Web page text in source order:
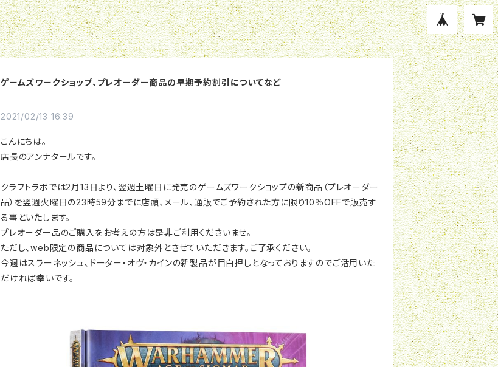
ゲームズワークショップ、プレオーダー商品の早期予約割引についてなど
2021/02/13 16:39
こんにちは。
店長のアンナタールです。
クラフトラボでは2月13日より、翌週土曜日に発売のゲームズワークショップの新商品（プレオーダー
品）を翌週火曜日の23時59分までに店頭、メール、通販でご予約された方に限り10％OFFで販売す
る事といたします。
プレオーダー品のご購入をお考えの方は是非ご利用くださいませ。
ただし、web限定の商品については対象外とさせていただきます。ご了承ください。
今週はスラーネッシュ、ドーター・オヴ・カインの新製品が目白押しとなっておりますのでご活用いた
だければ幸いです。